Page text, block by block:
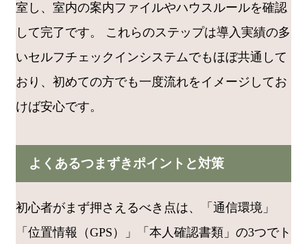
室し、室内の案内ファイルやハウスルールを確認
して完了です。 これらのステップは導入実績の多
いセルフチェックインシステムでもほぼ共通して
おり、初めての方でも一度流れをイメージしてお
けば安心です。
よくあるつまずきポイントと対策
初心者がまず押さえるべき点は、「通信環境」
「位置情報（GPS）」「本人確認書類」の3つでト